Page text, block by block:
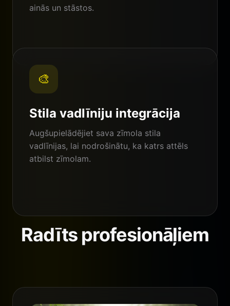
ainās un stāstos.
🎨
Stila vadlīniju integrācija
Augšupielādējiet sava zīmola stila
vadlīnijas, lai nodrošinātu, ka katrs attēls
atbilst zīmolam.
Radīts profesionāļiem